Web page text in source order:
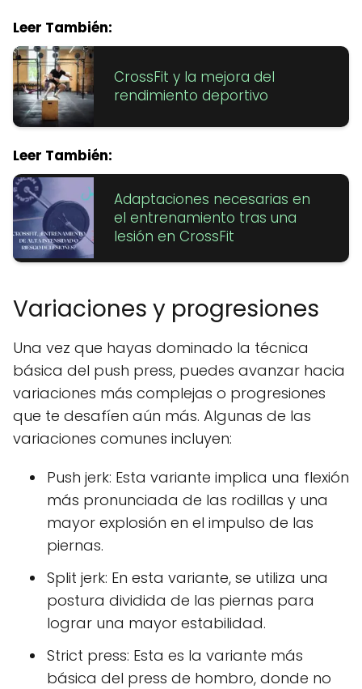
Leer También:
CrossFit y la mejora del
rendimiento deportivo
Leer También:
Adaptaciones necesarias en
el entrenamiento tras una
lesión en CrossFit
Variaciones y progresiones
Una vez que hayas dominado la técnica
básica del push press, puedes avanzar hacia
variaciones más complejas o progresiones
que te desafíen aún más. Algunas de las
variaciones comunes incluyen:
Push jerk: Esta variante implica una flexión
más pronunciada de las rodillas y una
mayor explosión en el impulso de las
piernas.
Split jerk: En esta variante, se utiliza una
postura dividida de las piernas para
lograr una mayor estabilidad.
Strict press: Esta es la variante más
básica del press de hombro, donde no